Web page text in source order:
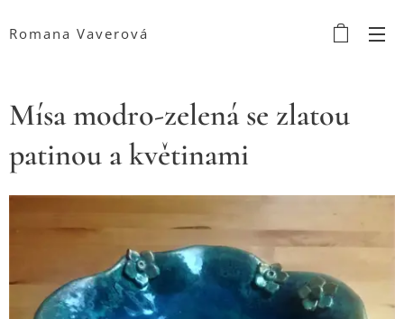
Romana Vaverová
Mísa modro-zelená se zlatou
patinou a květinami